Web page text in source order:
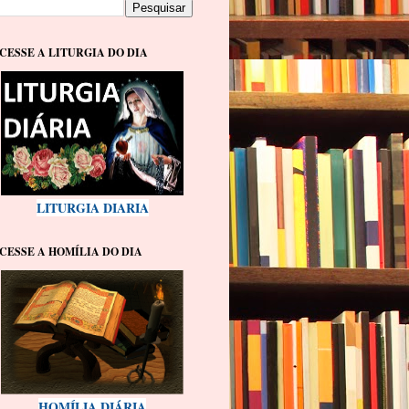
A LITURGIA DO DIA
LITURGIA DIARIA
A HOMÍLIA DO DIA